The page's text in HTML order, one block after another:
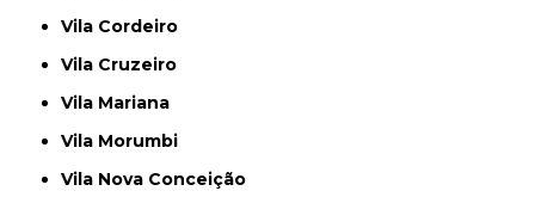
Vila Cordeiro
Vila Cruzeiro
Vila Mariana
Vila Morumbi
Vila Nova Conceição